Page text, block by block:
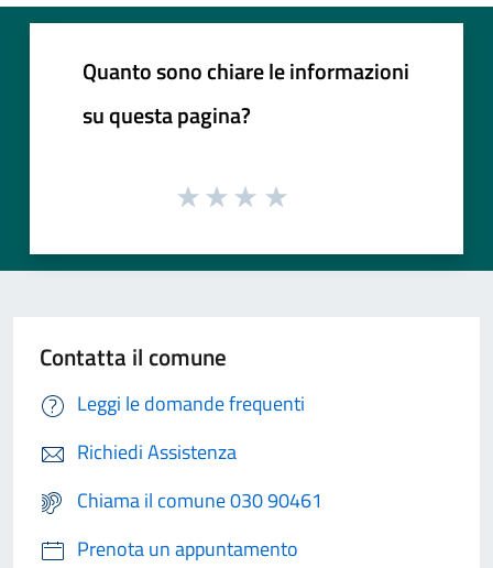
Quanto sono chiare le informazioni
su questa pagina?
Contatta il comune
Leggi le domande frequenti
Richiedi Assistenza
Chiama il comune 030 90461
Prenota un appuntamento